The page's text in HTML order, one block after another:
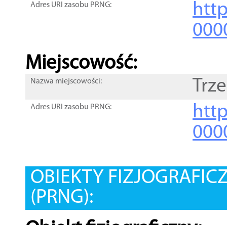
Adres URI zasobu PRNG:
Miejscowość:
Nazwa miejscowości:
Adres URI zasobu PRNG:
OBIEKTY
(PRNG):